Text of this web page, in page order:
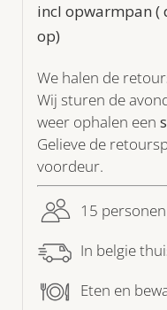
incl opwarmpan (
op)
We halen de
Wij sturen de
weer ophalen een
Gelieve de
voordeur.
15 personen
In belgie
Eten en